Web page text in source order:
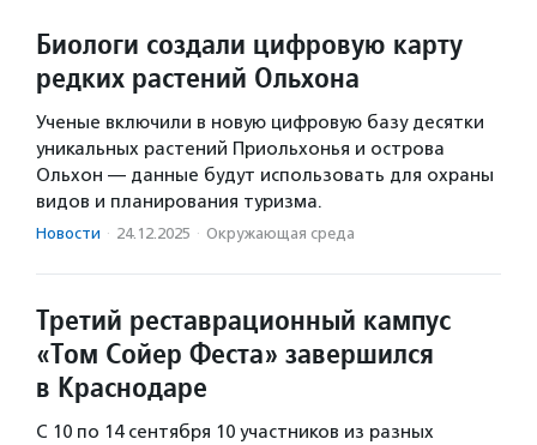
Биологи создали цифровую карту
редких растений Ольхона
Ученые включили в новую цифровую базу десятки
уникальных растений Приольхонья и острова
Ольхон — данные будут использовать для охраны
видов и планирования туризма.
Новости · 24.12.2025 · Окружающая среда
Третий реставрационный кампус
«Том Сойер Феста» завершился
в Краснодаре
С 10 по 14 сентября 10 участников из разных